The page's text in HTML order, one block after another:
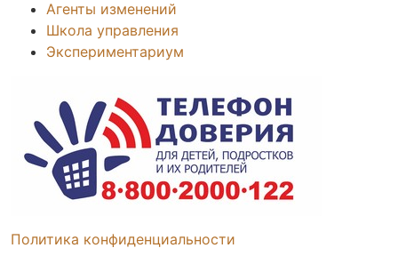
Агенты изменений
Школа управления
Экспериментариум
Политика конфиденциальности